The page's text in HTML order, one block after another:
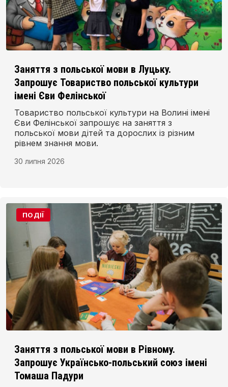
Заняття з польської мови в Луцьку.
Запрошує Товариство польської культури
імені Єви Фелінської
Товариство польської культури на Волині імені
Єви Фелінської запрошує на заняття з
польської мови дітей та дорослих із різним
рівнем знання мови.
30 липня 2026
ПОДІЇ
Заняття з польської мови в Рівному.
Запрошує Українсько-польський союз імені
Томаша Падури